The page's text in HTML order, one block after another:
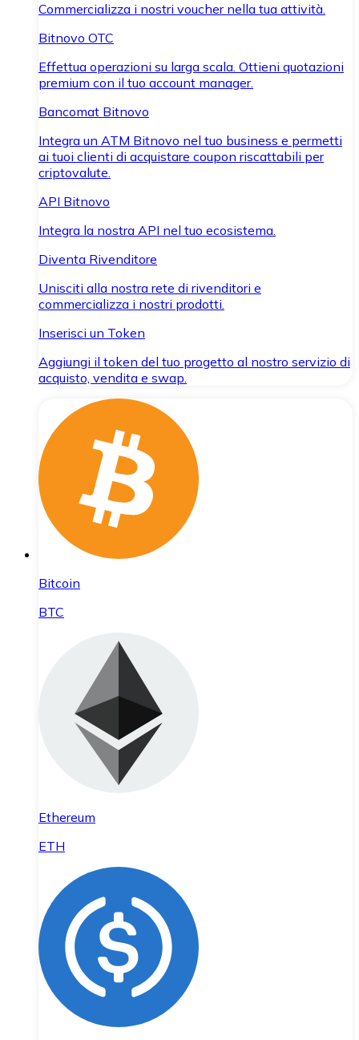
Commercializza i nostri voucher nella tua attività.
Bitnovo OTC
Effettua operazioni su larga scala. Ottieni quotazioni
premium con il tuo account manager.
Bancomat Bitnovo
Integra un ATM Bitnovo nel tuo business e permetti
ai tuoi clienti di acquistare coupon riscattabili per
criptovalute.
API Bitnovo
Integra la nostra API nel tuo ecosistema.
Diventa Rivenditore
Unisciti alla nostra rete di rivenditori e
commercializza i nostri prodotti.
Inserisci un Token
Aggiungi il token del tuo progetto al nostro servizio di
acquisto, vendita e swap.
Bitcoin
BTC
Ethereum
ETH